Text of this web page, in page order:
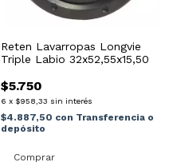
Reten Lavarropas Longvie
Triple Labio 32x52,55x15,50
$5.750
6 x $958,33 sin interés
$4.887,50 con Transferencia o
depósito